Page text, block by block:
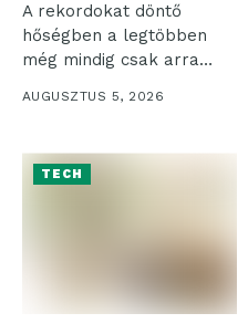
A rekordokat döntő
hőségben a legtöbben
még mindig csak arra
AUGUSZTUS 5, 2026
TECH